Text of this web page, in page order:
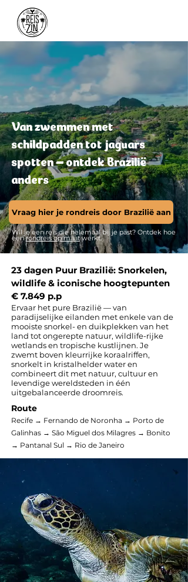
Van zwemmen met
schildpadden tot jaguars
spotten – ontdek Brazilië
anders
Vraag hier je rondreis door Brazilië aan
Wil je een reis die helemaal bij je past? Ontdek hoe
eenrondreis op maatwerkt.
23 dagen Puur Brazilië: Snorkelen,
wildlife & iconische hoogtepunten
€ 7.849 p.p
Ervaar het pure Brazilië — van
paradijselijke eilanden met enkele van de
mooiste snorkel- en duikplekken van het
land tot ongerepte natuur, wildlife-rijke
wetlands en tropische kustlijnen. Je
zwemt boven kleurrijke koraalriffen,
snorkelt in kristalhelder water en
combineert dit met natuur, cultuur en
levendige wereldsteden in één
uitgebalanceerde droomreis.
Route
Recife → Fernando de Noronha → Porto de
Galinhas → São Miguel dos Milagres → Bonito
→ Pantanal Sul → Rio de Janeiro